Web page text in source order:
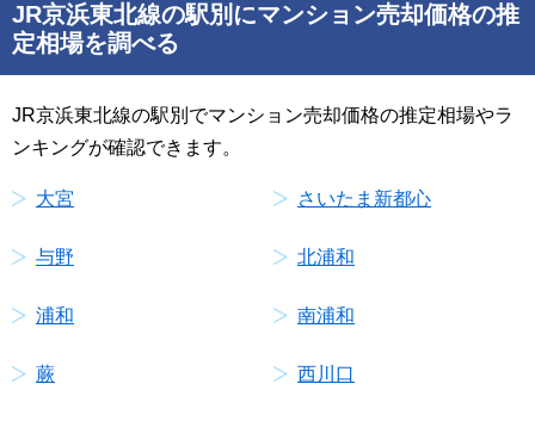
JR京浜東北線の駅別にマンション売却価格の推
定相場を調べる
JR京浜東北線の駅別でマンション売却価格の推定相場やラ
ンキングが確認できます。
大宮 さいたま新都心
与野 北浦和
浦和 南浦和
蕨 西川口